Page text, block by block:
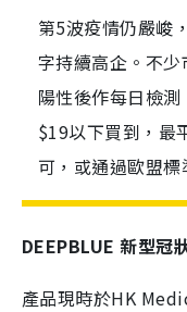
第5波疫情仍嚴峻
字持續高企。不
陽性後作每日檢
$19以下買到，最
可，或通過歐盟
DEEPBLUE 新型冠
產品現時於HK